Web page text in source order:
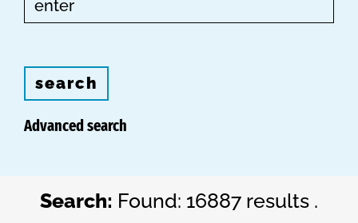
search
Advanced search
Search: Found: 16887 results .